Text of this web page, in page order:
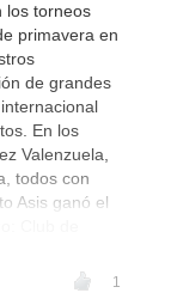
los torneos
primavera en
de grandes
En los
Valenzuela,
todos con
Asis ganó el
1